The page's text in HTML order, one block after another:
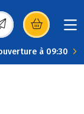
dans une
à 09:30